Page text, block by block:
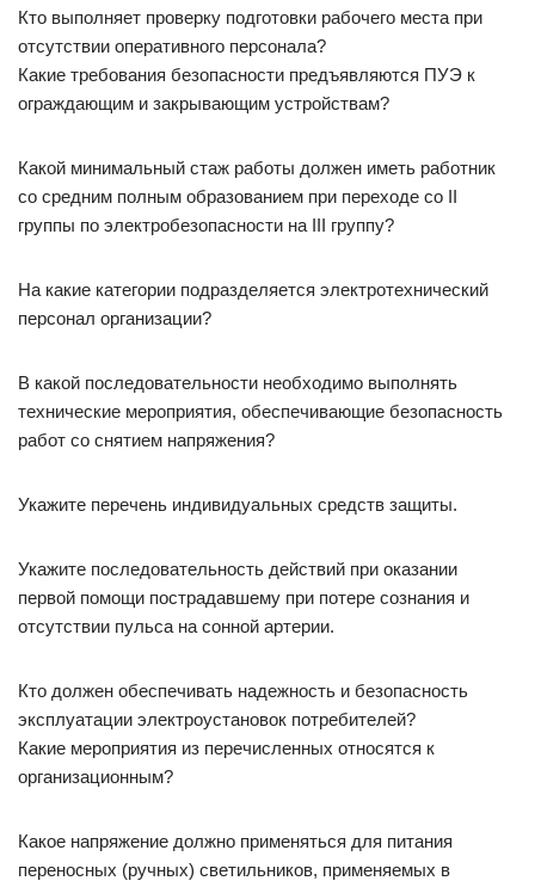
Кто выполняет проверку подготовки рабочего места при
отсутствии оперативного персонала?
Какие требования безопасности предъявляются ПУЭ к
ограждающим и закрывающим устройствам?
Какой минимальный стаж работы должен иметь работник
со средним полным образованием при переходе со II
группы по электробезопасности на III группу?
На какие категории подразделяется электротехнический
персонал организации?
В какой последовательности необходимо выполнять
технические мероприятия, обеспечивающие безопасность
работ со снятием напряжения?
Укажите перечень индивидуальных средств защиты.
Укажите последовательность действий при оказании
первой помощи пострадавшему при потере сознания и
отсутствии пульса на сонной артерии.
Кто должен обеспечивать надежность и безопасность
эксплуатации электроустановок потребителей?
Какие мероприятия из перечисленных относятся к
организационным?
Какое напряжение должно применяться для питания
переносных (ручных) светильников, применяемых в